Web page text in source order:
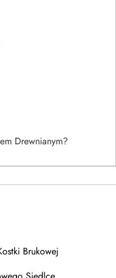
Drewnianym?
Brukowej